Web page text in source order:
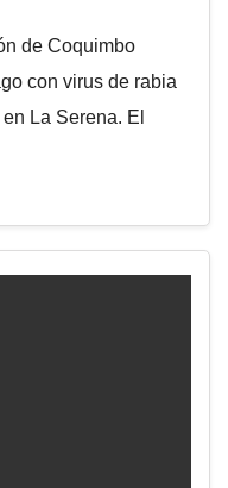
de Coquimbo
con virus de rabia
La Serena. El